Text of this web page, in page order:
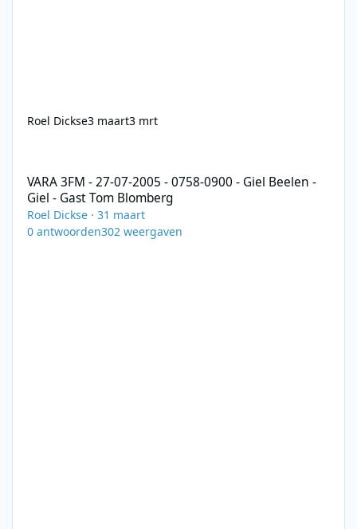
Roel Dickse3 maart3 mrt
VARA 3FM - 27-07-2005 - 0758-0900 - Giel Beelen -
Giel - Gast Tom Blomberg
Roel Dickse ·31 maart
0 antwoorden302 weergaven